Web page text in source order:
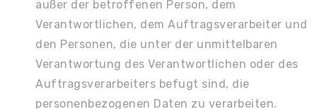
außer der betroffenen Person, dem
Verantwortlichen, dem Auftragsverarbeiter und
den Personen, die unter der unmittelbaren
Verantwortung des Verantwortlichen oder des
Auftragsverarbeiters befugt sind, die
personenbezogenen Daten zu verarbeiten.